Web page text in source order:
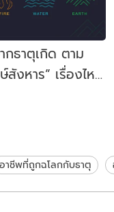
กธาตุเกิด ตาม
สังหาร” เรื่องไหน
อาชีพที่ถูกฉโลกกับธาตุ